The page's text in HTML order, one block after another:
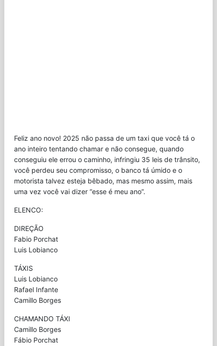
Feliz ano novo! 2025 não passa de um taxi que você tá o
ano inteiro tentando chamar e não consegue, quando
conseguiu ele errou o caminho, infringiu 35 leis de trânsito,
você perdeu seu compromisso, o banco tá úmido e o
motorista talvez esteja bêbado, mas mesmo assim, mais
uma vez você vai dizer “esse é meu ano”.
ELENCO:
DIREÇÃO
Fabio Porchat
Luis Lobianco
TÁXIS
Luis Lobianco
Rafael Infante
Camillo Borges
CHAMANDO TÁXI
Camillo Borges
Fábio Porchat